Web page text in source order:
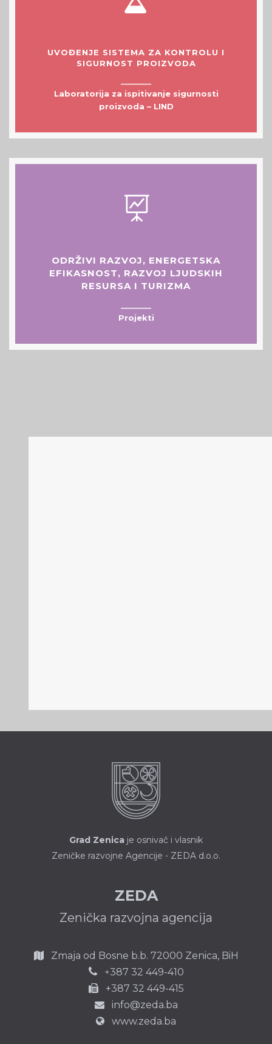
UVOĐENJE SISTEMA ZA KONTROLU I
SIGURNOST PROIZVODA
Laboratorija za ispitivanje sigurnosti
proizvoda – LIND
ODRŽIVI RAZVOJ, ENERGETSKA
EFIKASNOST, RAZVOJ LJUDSKIH
RESURSA I TURIZMA
Projekti
Grad Zenica je osnivač i vlasnik
Zeničke razvojne Agencije - ZEDA d.o.o.
ZEDA
Zenička razvojna agencija
Zmaja od Bosne b.b. 72000 Zenica, BiH
+387 32 449-410
+387 32 449-415
info@zeda.ba
www.zeda.ba